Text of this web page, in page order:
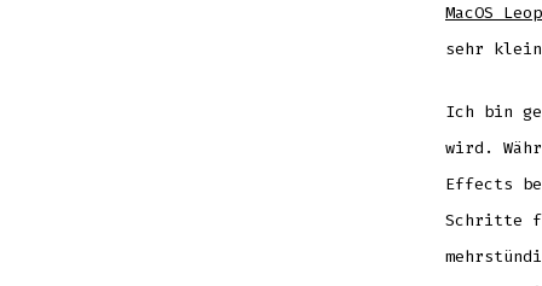
MacOS
sehr
Ich bin
wird.
Effects
Schritte